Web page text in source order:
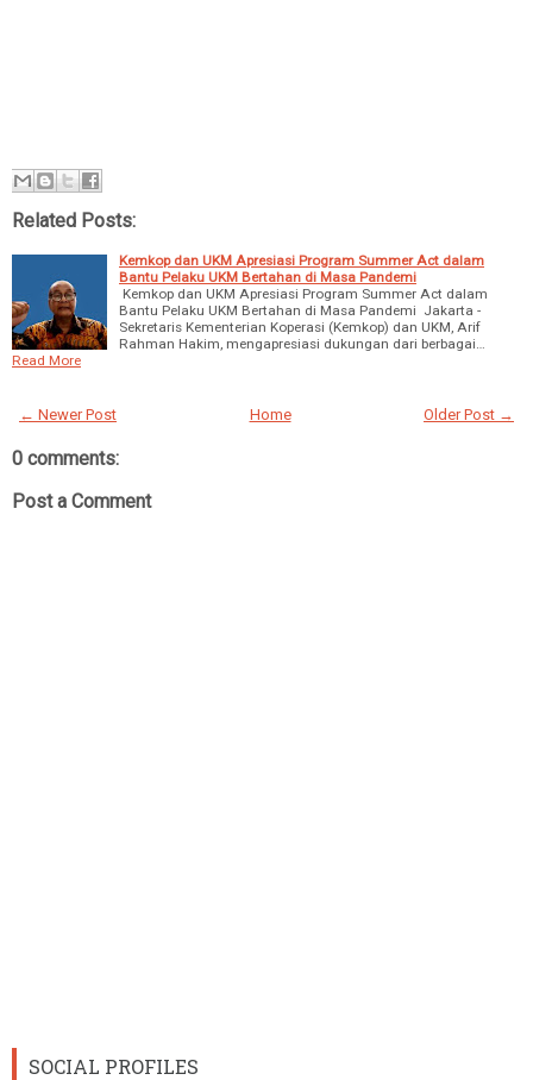
Related Posts:
Kemkop dan UKM Apresiasi Program Summer Act dalam
Bantu Pelaku UKM Bertahan di Masa Pandemi
Kemkop dan UKM Apresiasi Program Summer Act dalam
Bantu Pelaku UKM Bertahan di Masa Pandemi Jakarta -
Sekretaris Kementerian Koperasi (Kemkop) dan UKM, Arif
Rahman Hakim, mengapresiasi dukungan dari berbagai…
Read More
← Newer Post Older Post →
Home
0 comments:
Post a Comment
SOCIAL PROFILES